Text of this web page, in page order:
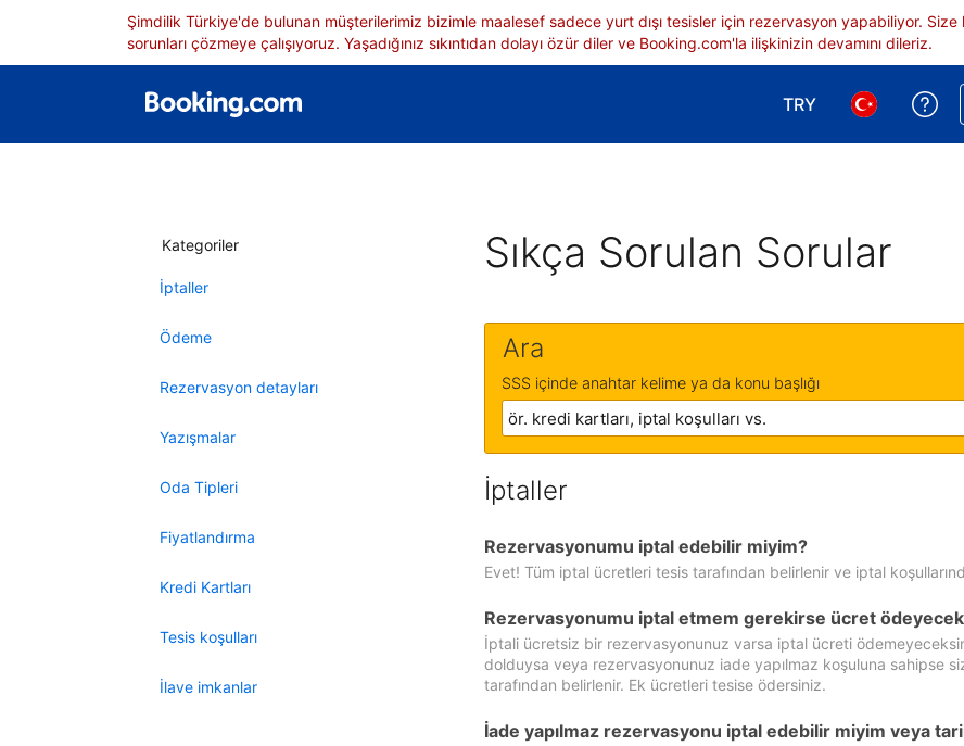
Şimdilik Türkiye'de bulunan müşterilerimiz bizimle maalesef sadece yurt dışı tesisler için rezervasyon yapabiliyor. Size
sorunları çözmeye çalışıyoruz. Yaşadığınız sıkıntıdan dolayı özür diler ve Booking.com'la ilişkinizin devamını dileriz.
TRY
Para birimi seçimi
Dil seçimi
Kategoriler
İptaller
Ödeme
Rezervasyon detayları
Yazışmalar
Oda Tipleri
Fiyatlandırma
Kredi Kartları
Tesis koşulları
İlave imkanlar
Sıkça Sorulan Sorular
Ara
SSS içinde anahtar kelime ya da konu başlığı
İptaller
Rezervasyonumu iptal edebilir miyim?
Evet! Tüm iptal ücretleri tesis tarafından belirlenir ve iptal
Rezervasyonumu iptal etmem gerekirse ücret
İptali ücretsiz bir rezervasyonunuz varsa iptal ücreti
dolduysa veya rezervasyonunuz iade yapılmaz koşuluna sahipse
tarafından belirlenir. Ek ücretleri tesise ödersiniz.
İade yapılmaz rezervasyonu iptal edebilir miyim veya